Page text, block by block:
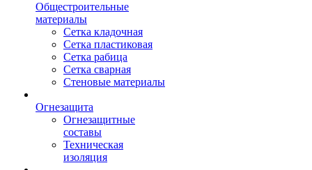
Общестроительные
материалы
Сетка кладочная
Сетка пластиковая
Сетка рабица
Сетка сварная
Стеновые материалы
Огнезащита
Огнезащитные
составы
Техническая
изоляция